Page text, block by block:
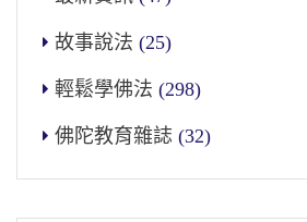
故事說法 (25)
輕鬆學佛法 (298)
佛陀教育雜誌 (32)